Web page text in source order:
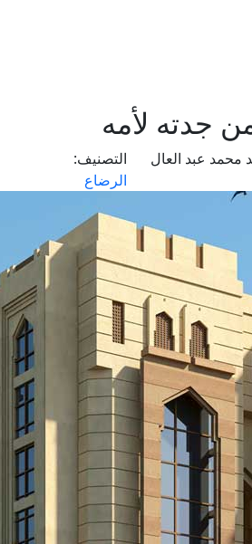
جدته لأمه
محمد عبد العال
التصنيف:
الرضاع